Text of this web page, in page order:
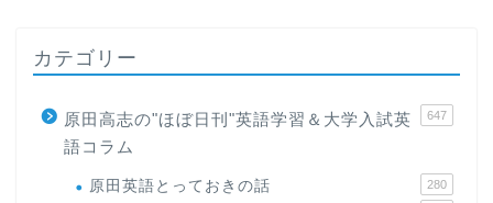
カテゴリー
原田高志の"ほぼ日刊"英語学習＆大学入試英
語コラム
647
原田英語とっておきの話 280